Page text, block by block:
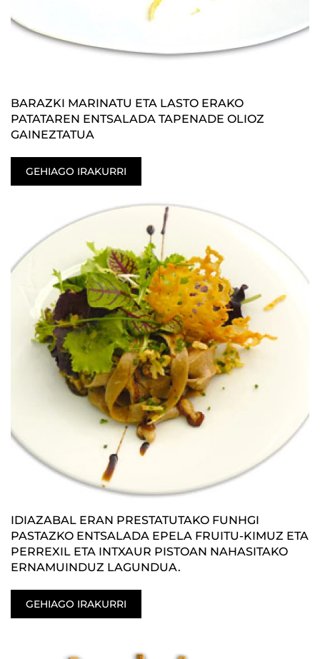
BARAZKI MARINATU ETA LASTO ERAKO
PATATAREN ENTSALADA TAPENADE OLIOZ
GAINEZTATUA
GEHIAGO IRAKURRI
IDIAZABAL ERAN PRESTATUTAKO FUNHGI
PASTAZKO ENTSALADA EPELA FRUITU-KIMUZ ETA
PERREXIL ETA INTXAUR PISTOAN NAHASITAKO
ERNAMUINDUZ LAGUNDUA.
GEHIAGO IRAKURRI